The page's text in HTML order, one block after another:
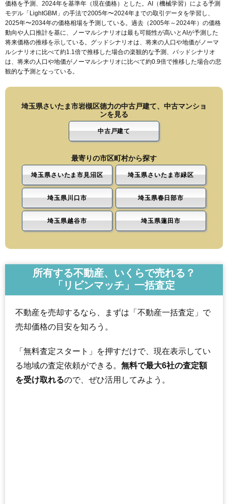
価格を予測、2024年を基準年（現在価格）とした。AI（機械学習）による予測
モデル「LightGBM」の手法で2005年〜2024年までの取引データを学習し、
2025年〜2034年の価格相場を予測している。過去（2005年～2024年）の価格
動向や人口推計を基に、ノーマルシナリオは最も可能性が高いとAIが予測した
将来価格の推移を示している。グッドシナリオは、将来の人口や地価がノーマ
ルシナリオに比べて約1.1倍で推移した場合の楽観的な予測、バッドシナリオ
は、将来の人口や地価がノーマルシナリオに比べて約0.9倍で推移した場合の悲
観的な予測となっている。
埼玉県さいたま市岩槻区徳力の中古戸建て、中古マンショ
ンを見る
中古戸建て
最寄りの市区町村から探す
埼玉県さいたま市見沼区 埼玉県さいたま市緑区
埼玉県川口市 埼玉県春日部市
埼玉県越谷市 埼玉県蓮田市
所有する不動産、いくらで売れる？
「リビンマッチ」一括査定
不動産を売却するなら、まずは「不動産一括査定」で
売却価格の目安を知ろう。
「無料査定スタート」を押すだけで、現在表示してい
る地域の査定依頼ができる。 無料で最大6社の査定額
を受け取れるので、ぜひ活用してみよう。